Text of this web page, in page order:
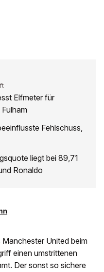
Elfmeter für
Fehlschuss,
liegt bei 89,71
Ronaldo
Manchester United beim
einen umstrittenen
Der sonst so sichere